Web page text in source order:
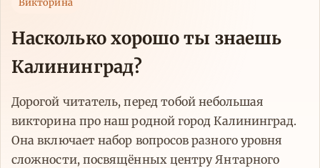
Викторина
Насколько хорошо ты знаешь
Калининград?
Дорогой читатель, перед тобой небольшая
викторина про наш родной город Калининград.
Она включает набор вопросов разного уровня
сложности, посвящённых центру Янтарного